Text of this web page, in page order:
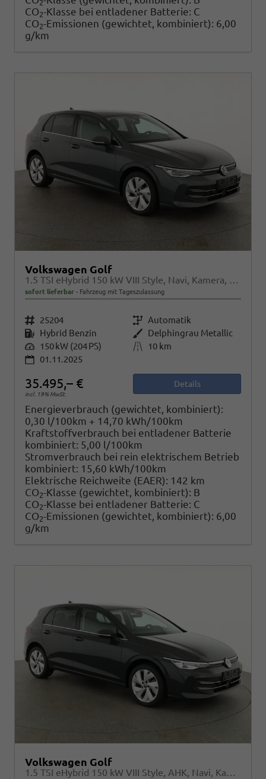
2
CO2-Klasse bei entladener Batterie: C
CO2-Emissionen (gewichtet, kombiniert): 6,00
g/km
Volkswagen Golf
1.5 TSI eHybrid 150 kW VIII Style, Navi, Kamera, Side, LED-Plus
sofort lieferbar Fahrzeug mit Tageszulassung
Fahrzeugnr. 25204 Getriebe Automatik
Kraftstoff Hybrid Benzin Außenfarbe Delphingrau Metallic
Leistung 150 kW (204 PS) Kilometerstand
10 km
01.11.2025
35.495,– €
incl. 19% MwSt.
Details
Energieverbrauch (gewichtet, kombiniert):
0,30 l/100km + 14,70 kWh/100km
Kraftstoffverbrauch bei entladener Batterie
kombiniert: 5,00 l/100km
Stromverbrauch bei rein elektrischem Betrieb
kombiniert: 15,60 kWh/100km
Elektrische Reichweite (EAER): 142 km
CO2-Klasse (gewichtet, kombiniert): B
CO2-Klasse bei entladener Batterie: C
CO2-Emissionen (gewichtet, kombiniert): 6,00
g/km
Volkswagen Golf
1.5 TSI eHybrid 150 kW VIII Style, AHK, Navi, Kamera, Side, LED-Plus